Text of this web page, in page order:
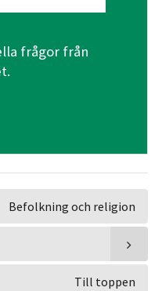
frågor från
Befolkning och religion
Till toppen